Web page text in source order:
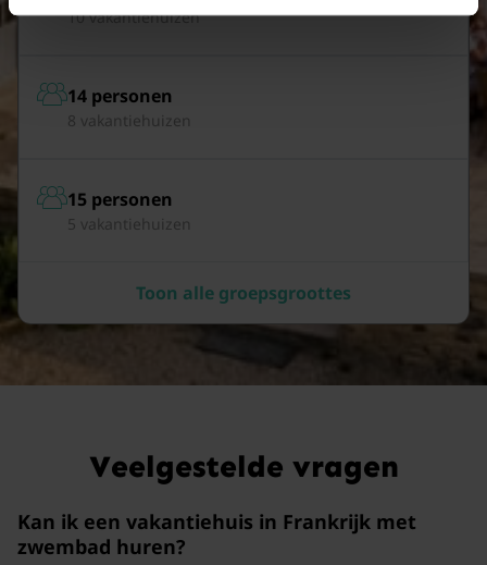
10 vakantiehuizen
14 personen
8 vakantiehuizen
15 personen
5 vakantiehuizen
Toon alle groepsgroottes
Veelgestelde vragen
Kan ik een vakantiehuis in Frankrijk met
zwembad huren?